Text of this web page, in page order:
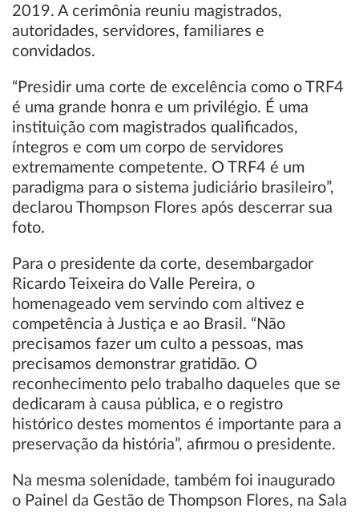
2019. A cerimônia reuniu magistrados,
autoridades, servidores, familiares e
convidados.
“Presidir uma corte de excelência como o TRF4
é uma grande honra e um privilégio. É uma
instituição com magistrados qualificados,
íntegros e com um corpo de servidores
extremamente competente. O TRF4 é um
paradigma para o sistema judiciário brasileiro”,
declarou Thompson Flores após descerrar sua
foto.
Para o presidente da corte, desembargador
Ricardo Teixeira do Valle Pereira, o
homenageado vem servindo com altivez e
competência à Justiça e ao Brasil. “Não
precisamos fazer um culto a pessoas, mas
precisamos demonstrar gratidão. O
reconhecimento pelo trabalho daqueles que se
dedicaram à causa pública, e o registro
histórico destes momentos é importante para a
preservação da história”, afirmou o presidente.
Na mesma solenidade, também foi inaugurado
o Painel da Gestão de Thompson Flores, na Sala